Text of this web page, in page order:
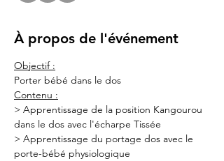
À propos de l'événement
Objectif :
Porter bébé dans le dos
Contenu :
> Apprentissage de la position Kangourou
dans le dos avec l'écharpe Tissée
> Apprentissage du portage dos avec le
porte-bébé physiologique